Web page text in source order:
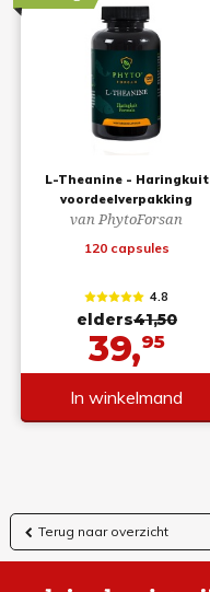
L-Theanine - Haringkuit
voordeelverpakking
van PhytoForsan
120 capsules
4.8
elders41,50
39,95
In winkelmand
Terug naar overzicht